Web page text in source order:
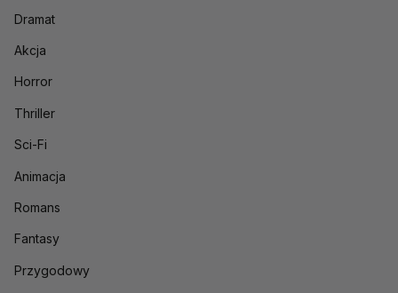
Dramat
Akcja
Horror
Thriller
Sci-Fi
Animacja
Romans
Fantasy
Przygodowy